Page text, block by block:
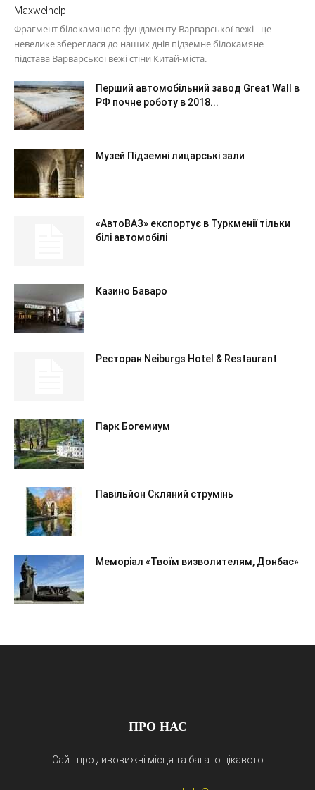
Maxwelhelp
Фрагмент білокамяного фундаменту Варварської вежі - це
невелике збереглася до наших днів підземне білокамяне
підстава Варварської вежі стіни Китай-міста.
Перший автомобільний завод Great Wall в
РФ почне роботу в 2018...
Музей Підземні лицарські зали
«АвтоВАЗ» експортує в Туркменії тільки
білі автомобілі
Казино Баваро
Ресторан Neiburgs Hotel & Restaurant
Парк Богемиум
Павільйон Скляний струмінь
Меморіал «Твоїм визволителям, Донбас»
ПРО НАС
Сайт про дивовижні місця та багато цікавого